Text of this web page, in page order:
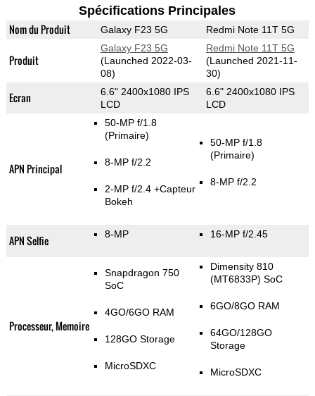
Spécifications Principales
Nom du Produit Galaxy F23 5G Redmi Note 11T 5G
Produit
Galaxy F23 5G
(Launched 2022-03-
08)
Redmi Note 11T 5G
(Launched 2021-11-
30)
Ecran
6.6" 2400x1080 IPS
LCD
6.6" 2400x1080 IPS
LCD
APN Principal
50-MP f/1.8
(Primaire)
8-MP f/2.2
2-MP f/2.4 +Capteur
Bokeh
50-MP f/1.8
(Primaire)
8-MP f/2.2
APN Selfie 8-MP 16-MP f/2.45
Processeur, Memoire
Snapdragon 750
SoC
4GO/6GO RAM
128GO Storage
MicroSDXC
Dimensity 810
(MT6833P) SoC
6GO/8GO RAM
64GO/128GO
Storage
MicroSDXC